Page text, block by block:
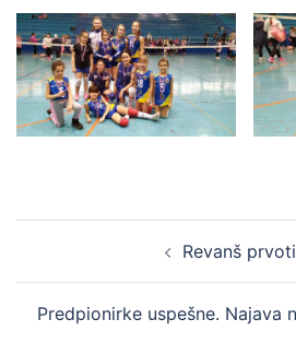
Revanš
Predpionirke uspešne. Najava